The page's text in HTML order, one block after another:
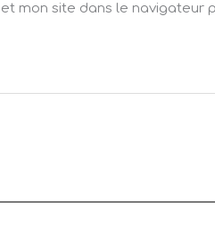
mon site dans le navigateur